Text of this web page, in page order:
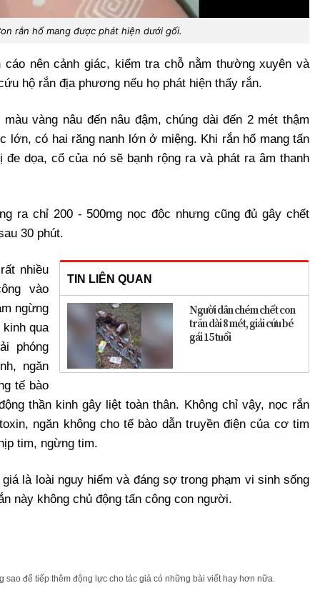
rắn hổ mang được phát hiện dưới gối.
nên cảnh giác, kiểm tra chỗ nằm thường xuyên và
hộ rắn địa phương nếu họ phát hiện thấy rắn.
vàng nâu đến nâu đậm, chúng dài đến 2 mét thậm
lớn, có hai răng nanh lớn ở miệng. Khi rắn hổ mang tấn
đe dọa, cổ của nó sẽ bạnh rộng ra và phát ra âm thanh
ra chỉ 200 - 500mg nọc độc nhưng cũng đủ gây chết
30 phút.
TIN LIÊN QUAN
Người dân chém chết con
trăn dài 8 mét, giải cứu bé
gái 15 tuổi
nhiều
vào
ngừng
kinh qua
phóng
ngăn
tế bào
thần kinh gây liệt toàn thân. Không chỉ vậy, nọc rắn
ngăn không cho tế bào dẫn truyền điện của cơ tim
tim, ngừng tim.
là loài nguy hiểm và đáng sợ trong phạm vi sinh sống
này không chủ động tấn công con người.
sao để tiếp thêm động lực cho tác giả có những bài viết hay hơn nữa.